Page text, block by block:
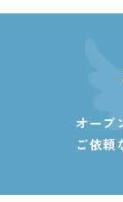
オープ
ご依頼